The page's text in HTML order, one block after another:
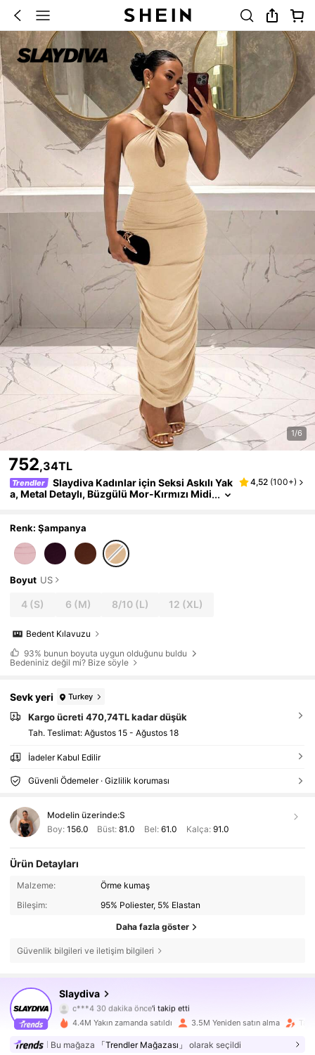
1/6
752,34TL
Trendler
Slaydiva Kadınlar için Seksi Askılı Yak
a, Metal Detaylı, Büzgülü Mor-Kırmızı Midi
4,52 (100+)
Renk: Şampanya
Boyut US
4 (S) 6 (M) 8/10(L) 12 (XL)
Bedent Kılavuzu
93% bunun boyuta uygun olduğunu buldu
Bedeniniz değil mi? Bize söyle
Sevk yeri Turkey
Kargo ücreti 470,74TL kadar düşük
Tah. Teslimat: Ağustos 15 - Ağustos 18
İadeler Kabul Edilir
Güvenli Ödemeler · Gizlilik koruması
Modelin üzerinde:S
Boy: 156.0 Büst:81.0 Bel: 61.0 Kalça: 91.0
Ürün Detayları
Malzeme:
Örme kumaş
Bileşim:
95% Poliester, 5% Elastan
Daha fazla göster
Güvenlik bilgileri ve iletişim bilgileri
Slaydiva
4,85
1.1M Takipçiler
c***4 30 dakika önce'i takip etti
4.4M Yakın zamanda satıldı 3.5M Yeniden satın alma
Bu mağaza 「Trendler Mağazası」 olarak seçildi